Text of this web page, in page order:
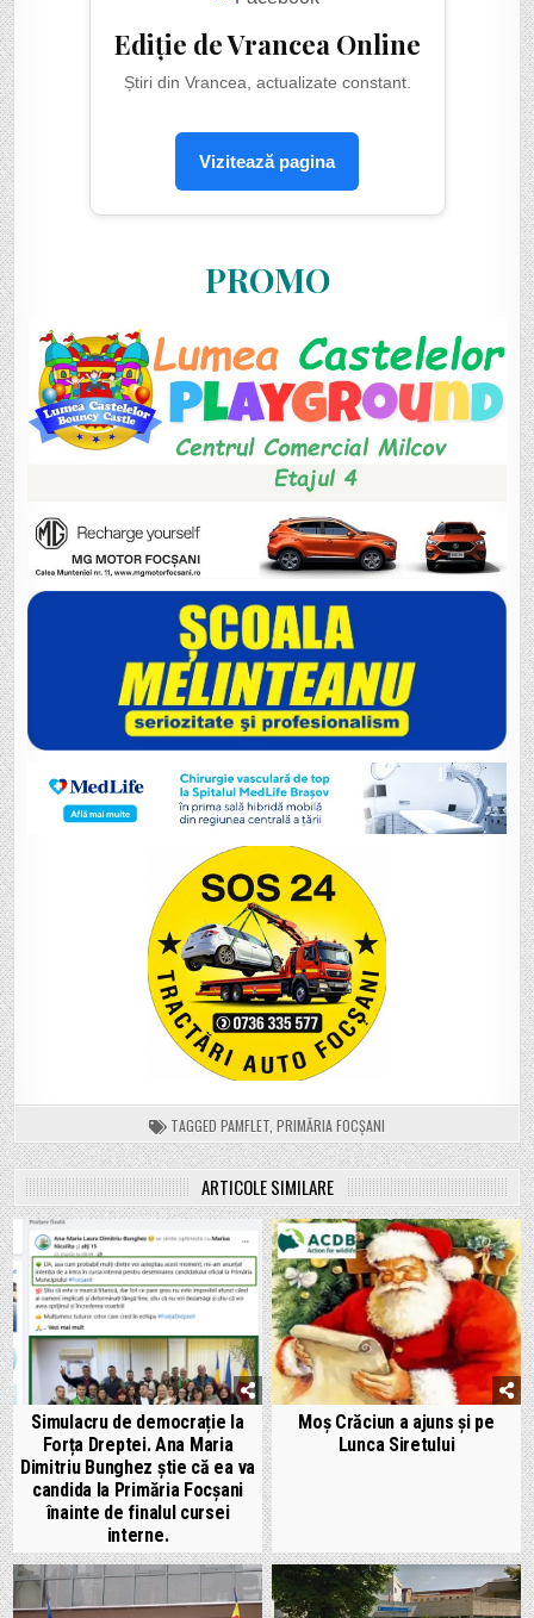
Ediție de Vrancea Online
Știri din Vrancea, actualizate constant.
Vizitează pagina
PROMO
TAGGED PAMFLET PRIMĂRIA FOCȘANI
ARTICOLE SIMILARE
Simulacru de democrație la
Forța Dreptei. Ana Maria
Dimitriu Bunghez știe că ea va
candida la Primăria Focșani
înainte de finalul cursei
interne.
Moș Crăciun a ajuns și pe
Lunca Siretului